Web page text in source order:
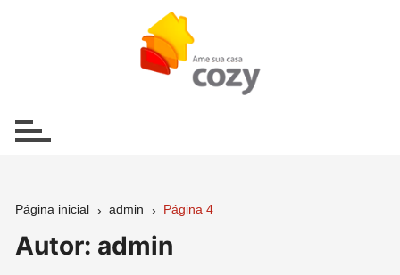
Página inicial admin Página 4
Autor: admin